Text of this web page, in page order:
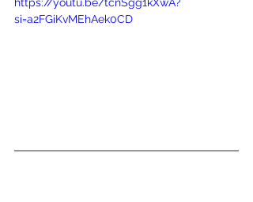
si=a2FGiKvMEhAek0CD